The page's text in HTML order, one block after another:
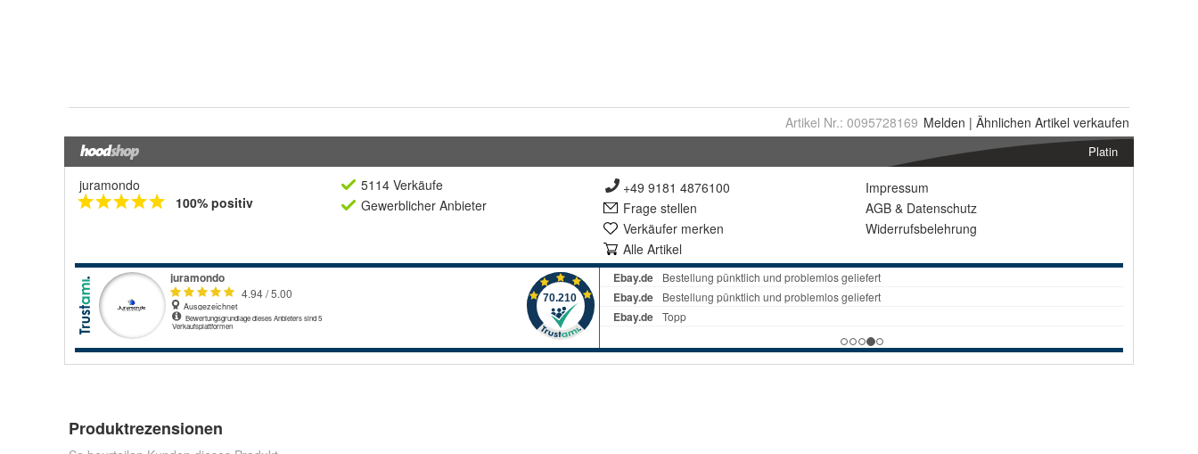
Artikel Nr.: 0095728169 Melden | Ähnlichen Artikel verkaufen
Platin
juramondo
100% positiv
5114 Verkäufe
Gewerblicher Anbieter
+49 9181 4876100
Frage stellen
Verkäufer merken
Alle Artikel
Impressum
AGB & Datenschutz
Widerrufsbelehrung
Produktrezensionen